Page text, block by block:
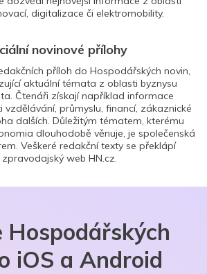
digitalizace či elektromobility.
novinové přílohy
příloh do Hospodářských novin,
aktuální témata z oblasti byznysu
Čtenáři získají například informace
průmyslu, financí, zákaznické
dalších. Důležitým tématem, kterému
dlouhodobě věnuje, je společenská
Veškeré redakční texty se překlápí
web HN.cz.
Hospodářských
iOS a Android